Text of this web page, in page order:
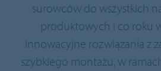
surowców do wszystkich
produktowych i co roku
innowacyjne rozwiązania z
szybkiego montażu, w